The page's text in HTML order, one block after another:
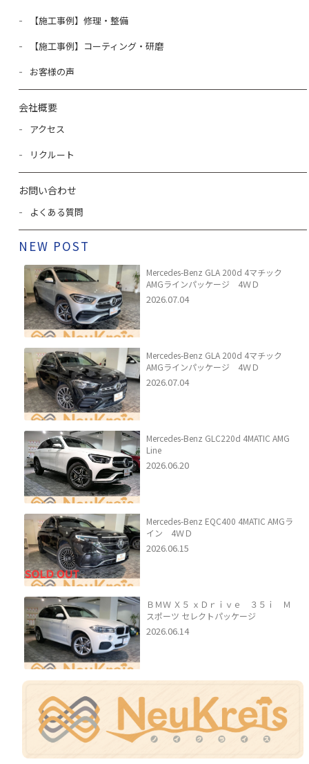
【施工事例】修理・整備
【施工事例】コーティング・研磨
お客様の声
会社概要
アクセス
リクルート
お問い合わせ
よくある質問
NEW POST
Mercedes-Benz GLA 200d 4マチック
AMGラインパッケージ 4ＷＤ
2026.07.04
Mercedes-Benz GLA 200d 4マチック
AMGラインパッケージ 4ＷＤ
2026.07.04
Mercedes-Benz GLC220d 4MATIC AMG
Line
2026.06.20
Mercedes-Benz EQC400 4MATIC AMGラ
イン 4ＷＤ
2026.06.15
ＢＭＷ Ｘ５ ｘＤｒｉｖｅ ３５ｉ Ｍ
スポーツ セレクトパッケージ
2026.06.14